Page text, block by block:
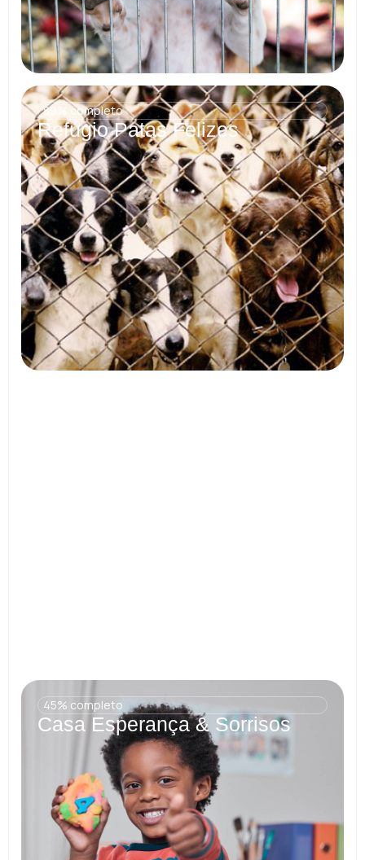
89% completo
Refúgio Patas Felizes
45% completo
Casa Esperança & Sorrisos